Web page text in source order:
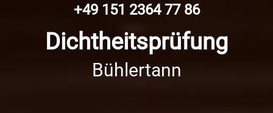
+49 151 2364 77 86
Dichtheitsprüfung
Bühlertann